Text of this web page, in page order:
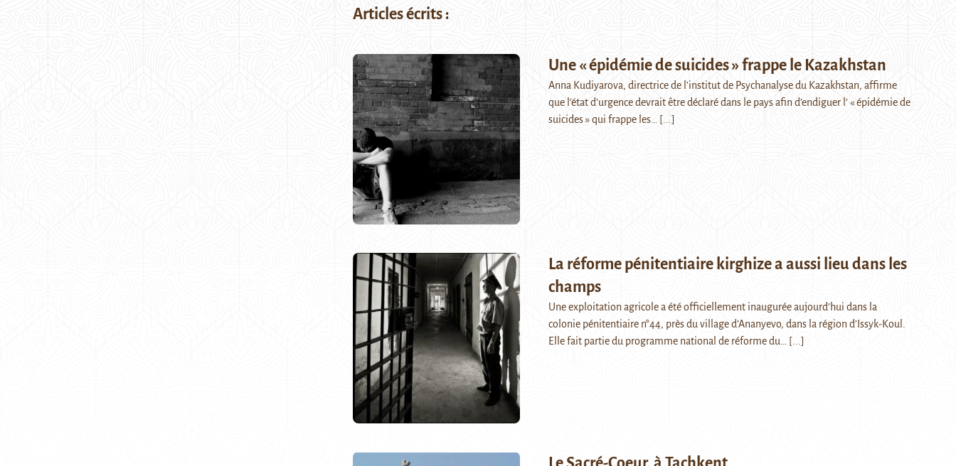
Articles écrits :
Une « épidémie de suicides » frappe le Kazakhstan
Anna Kudiyarova, directrice de l’institut de Psychanalyse du Kazakhstan, affirme
que l’état d’urgence devrait être déclaré dans le pays afin d’endiguer l’ « épidémie de
suicides » qui frappe les…
[...]
La réforme pénitentiaire kirghize a aussi lieu dans les
champs
Une exploitation agricole a été officiellement inaugurée aujourd’hui dans la
colonie pénitentiaire n°44, près du village d’Ananyevo, dans la région d’Issyk-Koul.
Elle fait partie du programme national de réforme du…
[...]